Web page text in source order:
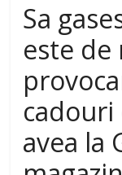
Sa
este
avea la